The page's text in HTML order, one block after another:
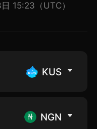
15:23（UTC）
KUS
NGN